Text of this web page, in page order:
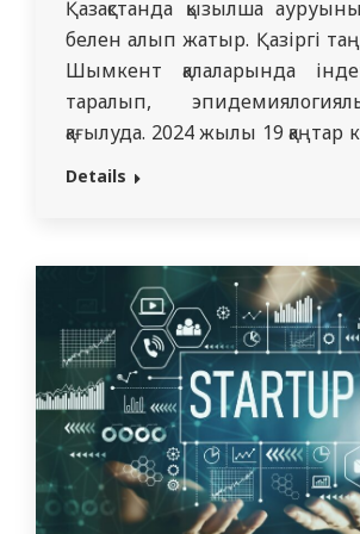
Қазақстанда қызылша
белен алып жатыр. Қазіргі
Шымкент қалаларында
таралып,
қағылуда. 2024 жылы 19 қаңтар
медициналық практика”
Қызылша” тақырыбында 5
Қайрат Рысқұлбеков
ЖОББМ оқушыларына
Дәрістің мақсаты:
Details